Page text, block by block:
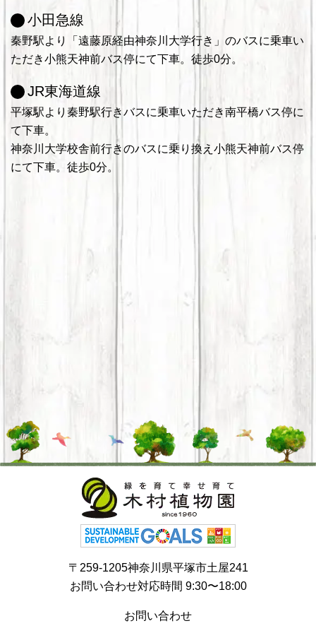
小田急線
秦野駅より「遠藤原経由神奈川大学行き」のバスに乗車い
ただき小熊天神前バス停にて下車。徒歩0分。
JR東海道線
平塚駅より秦野駅行きバスに乗車いただき南平橋バス停に
て下車。
神奈川大学校舎前行きのバスに乗り換え小熊天神前バス停
にて下車。徒歩0分。
〒259-1205神奈川県平塚市土屋241
お問い合わせ対応時間 9:30〜18:00
お問い合わせ